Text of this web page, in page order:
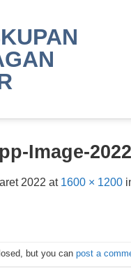
Image-
2022 at 1600 × 1200
but you can post a